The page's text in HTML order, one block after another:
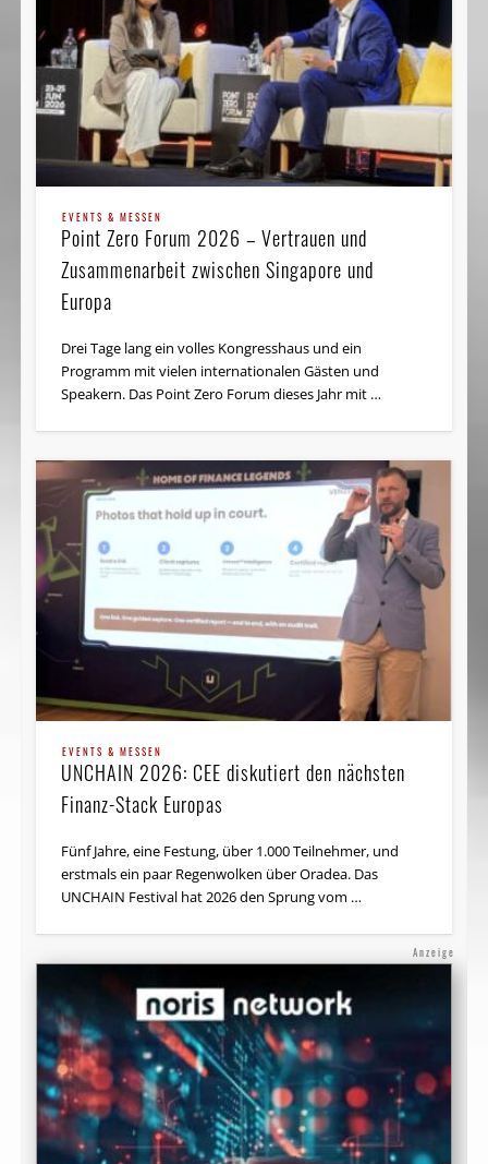
EVENTS & MESSEN
Point Zero Forum 2026 – Vertrauen und
Zusammenarbeit zwischen Singapore und
Europa
Drei Tage lang ein volles Kongresshaus und ein
Programm mit vielen internationalen Gästen und
Speakern. Das Point Zero Forum dieses Jahr mit …
EVENTS & MESSEN
UNCHAIN 2026: CEE diskutiert den nächsten
Finanz-Stack Europas
Fünf Jahre, eine Festung, über 1.000 Teilnehmer, und
erstmals ein paar Regenwolken über Oradea. Das
UNCHAIN Festival hat 2026 den Sprung vom …
Anzeige